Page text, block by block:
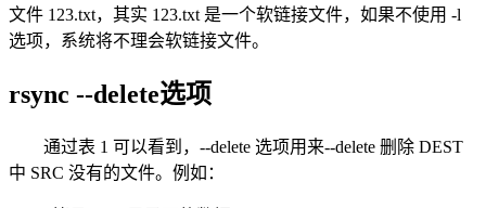
文件 123.txt，其实 123.txt 是一个软链接文件，如果不使用 -l
选项，系统将不理会软链接文件。
rsync --delete选项
通过表 1 可以看到，--delete 选项用来--delete 删除 DEST
中 SRC 没有的文件。例如：